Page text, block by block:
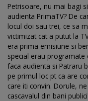
Petrisoare, nu mai bagi
audienta PrimaTV? De
locul doi sau trei, ce sa
victimizat cat a putut la
era prima emisiune si
special erau
faca audienta si Patraru
pe primul loc pt ca are
care iti convin. Dorule,
cascavalul din bani